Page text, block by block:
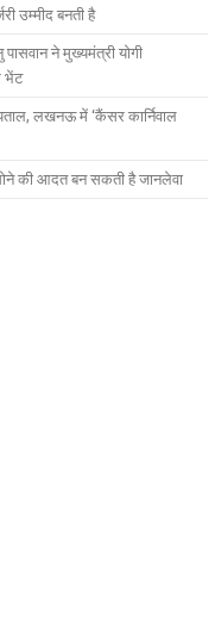
उम्मीद बनती है
ने मुख्यमंत्री योगी
भेंट
लखनऊ में ‘कैंसर कार्निवाल
की आदत बन सकती है जानलेवा